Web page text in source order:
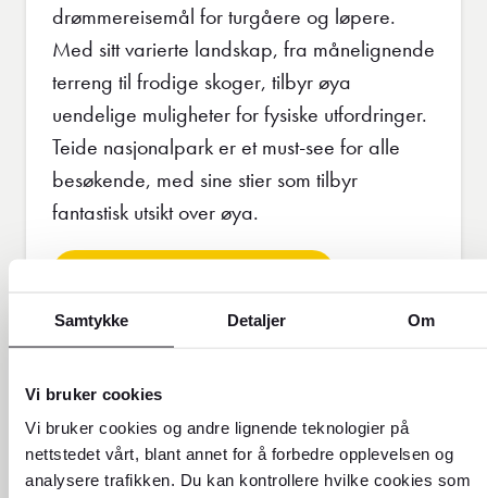
Samtykke Detaljer Om
Vi bruker cookies
Vi bruker cookies og andre lignende teknologier på
nettstedet vårt, blant annet for å forbedre opplevelsen og
analysere trafikken. Du kan kontrollere hvilke cookies som
drømmereisemål for turgåere og løpere.
Med sitt varierte landskap, fra månelignende
terreng til frodige skoger, tilbyr øya
uendelige muligheter for fysiske utfordringer.
Teide nasjonalpark er et must-see for alle
besøkende, med sine stier som tilbyr
fantastisk utsikt over øya.